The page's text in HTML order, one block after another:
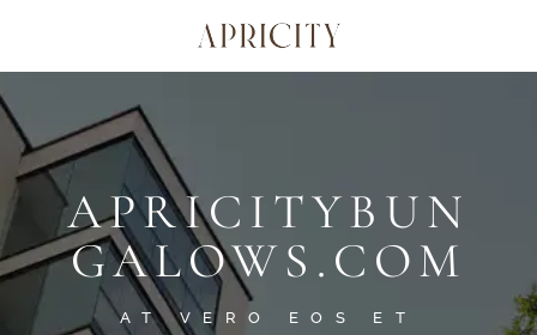
APRICITYBUN
GALOWS.COM
AT VERO EOS ET